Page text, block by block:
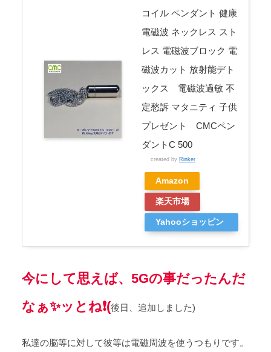
コイル ペンダント 健康
電磁波 ネックレス スト
レス 電磁波ブロック 電
磁波カット 放射能デト
ックス 電磁波過敏 不
定愁訴 マタニティ 子供
プレゼント CMCペン
ダントC 500
created by Rinker
Amazon
楽天市場
Yahooショッピン
今にして思えば、5Gの事だったんだ
なぁ✨ッとね❗(後日、追加しました)
私達の脳等に対して彼等は電磁周波を使うつもりです。